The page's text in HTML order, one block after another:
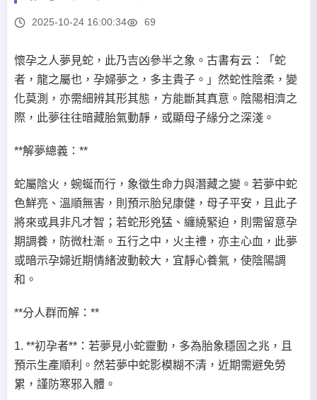
2025-10-24 16:00:34 69
懷孕之人夢見蛇，此乃吉凶參半之象。古書有云：「蛇
者，龍之屬也，孕婦夢之，多主貴子。」然蛇性陰柔，變
化莫測，亦需細辨其形其態，方能斷其真意。陰陽相濟之
際，此夢往往暗藏胎氣動靜，或顯母子緣分之深淺。
**解夢總義：**
蛇屬陰火，蜿蜒而行，象徵生命力與潛藏之變。若夢中蛇
色鮮亮、溫順無害，則預示胎兒康健，母子平安，且此子
將來或具非凡才智；若蛇形兇猛、纏繞緊迫，則需留意孕
期調養，防微杜漸。五行之中，火主禮，亦主心血，此夢
或暗示孕婦近期情緒波動較大，宜靜心養氣，使陰陽調
和。
**分人群而解：**
1. **初孕者**：若夢見小蛇靈動，多為胎象穩固之兆，且
預示生產順利。然若夢中蛇影模糊不清，近期需避免勞
累，謹防寒邪入體。